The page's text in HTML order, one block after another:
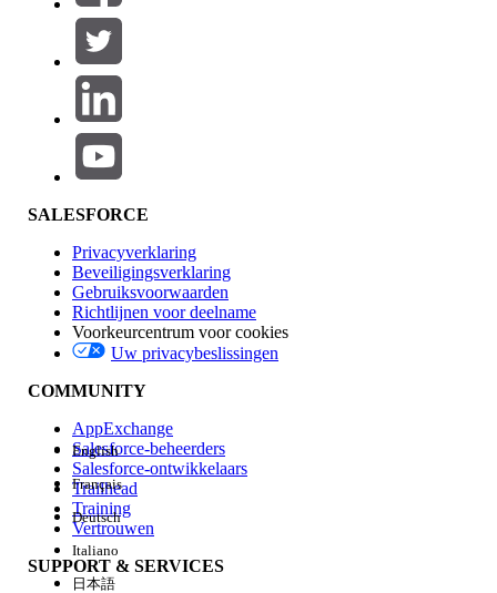
FILTERS SELECTEREN
Productgebied
Invloed op functies
Edition
Ervaring
SALESFORCE
Privacyverklaring
Beveiligingsverklaring
Gebruiksvoorwaarden
Richtlijnen voor deelname
Voorkeurcentrum voor cookies
Uw privacybeslissingen
COMMUNITY
AppExchange
Salesforce-beheerders
Salesforce-ontwikkelaars
Trailhead
Training
Vertrouwen
SUPPORT & SERVICES
English
Français
Deutsch
Italiano
日本語